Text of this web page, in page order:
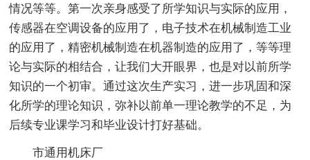
情况等等。第一次亲身感受了所学知识与实际的应用，
传感器在空调设备的应用了，电子技术在机械制造工业
的应用了，精密机械制造在机器制造的应用了，等等理
论与实际的相结合，让我们大开眼界，也是对以前所学
知识的一个初审。通过这次生产实习，进一步巩固和深
化所学的理论知识，弥补以前单一理论教学的不足，为
后续专业课学习和毕业设计打好基础。
市通用机床厂